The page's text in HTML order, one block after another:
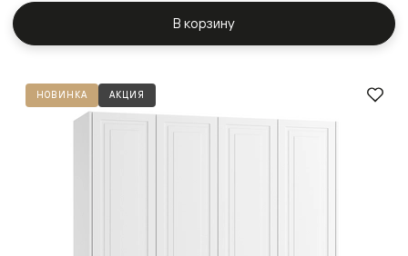
В корзину
НОВИНКА АКЦИЯ